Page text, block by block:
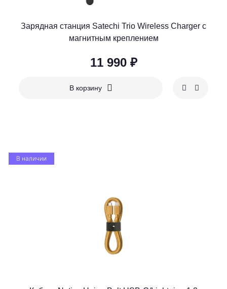
Зарядная станция Satechi Trio Wireless Charger с
магнитным креплением
11 990 ₽
В корзину
В наличии